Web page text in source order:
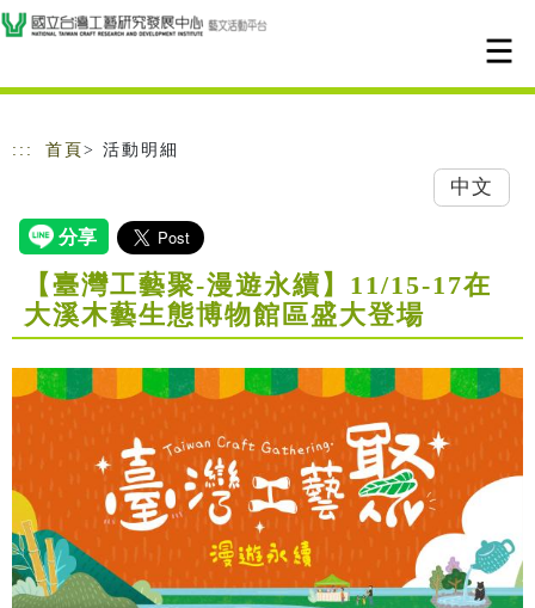
跳到主要內容
網站導覽
::: 首頁 > 活動明細
中文
【臺灣工藝聚-漫遊永續】11/15-17在
大溪木藝生態博物館區盛大登場